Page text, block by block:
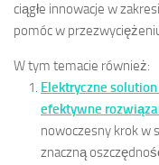
ciągłe innowacje w
pomóc w
W tym temacie również:
Elektryczne
efektywne
nowoczesny krok w
znaczną